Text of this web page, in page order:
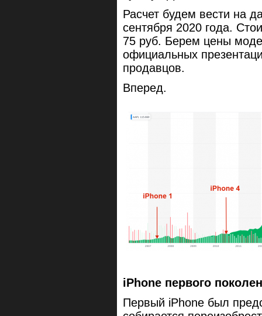
Расчет будем вести на
сентября 2020 года.
75 руб. Берем цены
официальных
продавцов.
Вперед.
iPhone первого
Первый iPhone был